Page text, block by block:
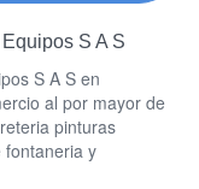
S A S
S A S en
al por mayor de
pinturas
fontaneria y